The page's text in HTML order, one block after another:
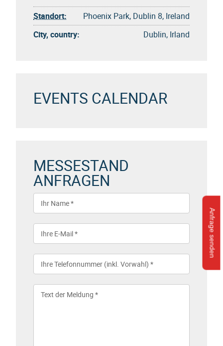
Anfrage senden
Standort:
Phoenix Park, Dublin 8, Ireland
City, country:
Dublin, Irland
EVENTS CALENDAR
MESSESTAND
ANFRAGEN